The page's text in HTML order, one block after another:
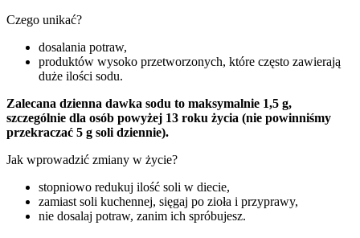
Czego unikać?
dosalania potraw,
produktów wysoko przetworzonych, które często zawierają
duże ilości sodu.
Zalecana dzienna dawka sodu to maksymalnie 1,5 g,
szczególnie dla osób powyżej 13 roku życia (nie powinniśmy
przekraczać 5 g soli dziennie).
Jak wprowadzić zmiany w życie?
stopniowo redukuj ilość soli w diecie,
zamiast soli kuchennej, sięgaj po zioła i przyprawy,
nie dosalaj potraw, zanim ich spróbujesz.